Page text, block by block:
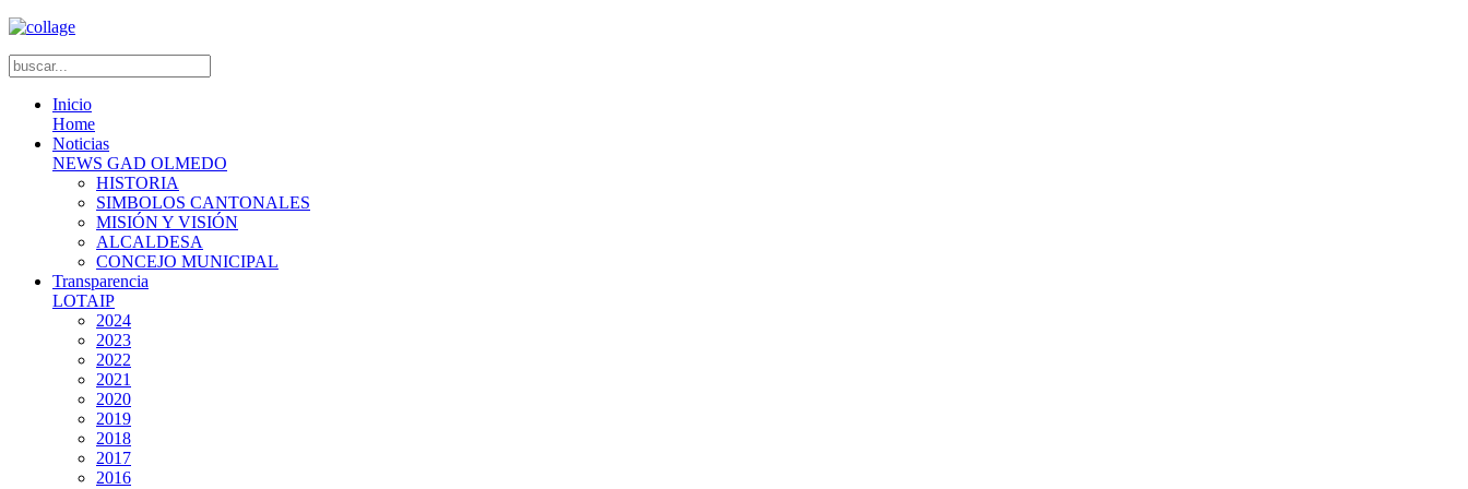
Inicio
Home
Noticias
NEWS GAD OLMEDO
HISTORIA
SIMBOLOS CANTONALES
MISIÓN Y VISIÓN
ALCALDESA
CONCEJO MUNICIPAL
Transparencia
LOTAIP
2024
2023
2022
2021
2020
2019
2018
2017
2016